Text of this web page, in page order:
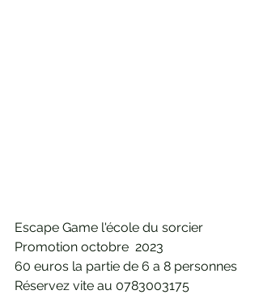
Escape Game l'école du sorcier
Promotion octobre  2023
60 euros la partie de 6 a 8 personnes
Réservez vite au 0783003175